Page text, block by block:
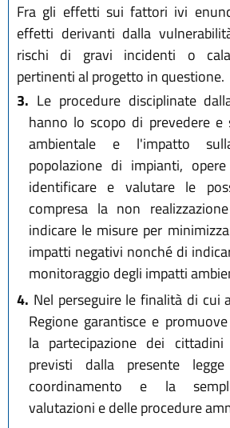
Fra gli effetti sui fattori ivi
effetti derivanti dalla
rischi di gravi incidenti o
pertinenti al progetto in questione.
3. Le procedure disciplinate
hanno lo scopo di prevedere e
ambientale e l'impatto
popolazione di impianti,
identificare e valutare le
compresa la non
indicare le misure per
impatti negativi nonché di
monitoraggio degli impatti
4. Nel perseguire le finalità di cui
Regione garantisce e
la partecipazione dei
previsti dalla presente
coordinamento e la
valutazioni e delle procedure